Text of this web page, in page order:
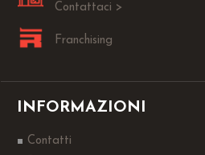
Contattaci >
Franchising
INFORMAZIONI
Contatti